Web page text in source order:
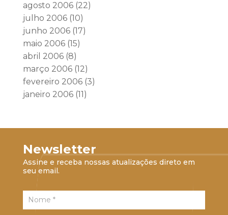
agosto 2006(22)
julho 2006(10)
junho 2006(17)
maio 2006(15)
abril 2006(8)
março 2006(12)
fevereiro 2006(3)
janeiro 2006(11)
Newsletter
Assine e receba nossas atualizações direto em
seu email.